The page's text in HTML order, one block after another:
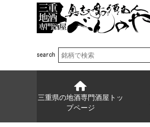
三重県の地酒専門酒屋トッ
プページ